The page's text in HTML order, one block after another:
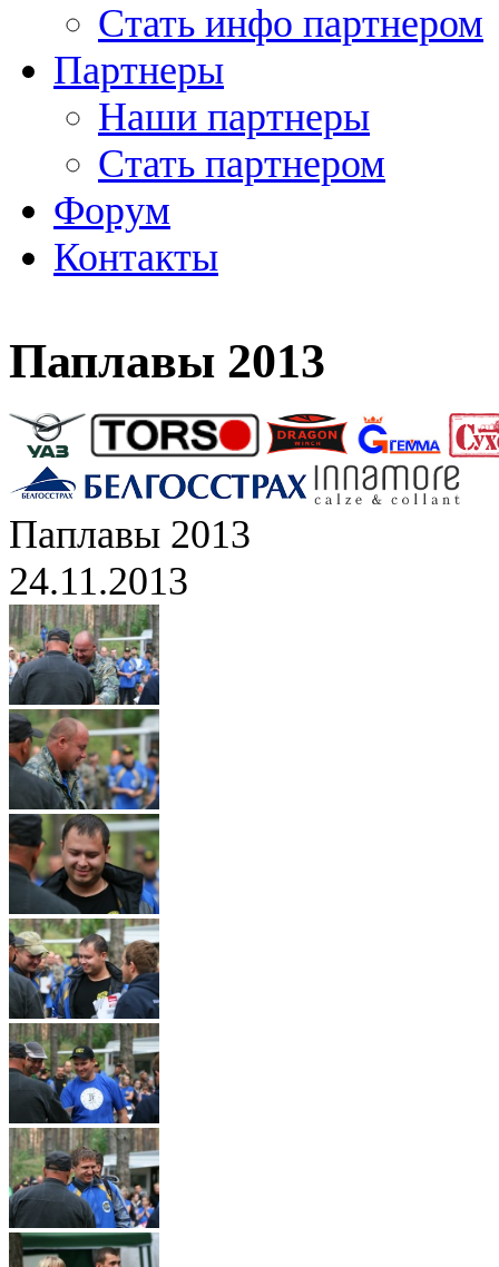
Стать инфо партнером
Партнеры
Наши партнеры
Стать партнером
Форум
Контакты
Паплавы 2013
Паплавы 2013
24.11.2013